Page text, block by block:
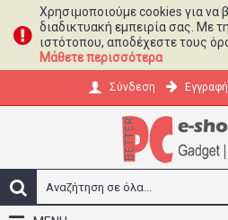
Χρησιμοποιούμε cookies για να
διαδικτυακή εμπειρία σας. Mε
ιστότοπου, αποδέχεστε τους
Μάθετε περισσότερα
Σύνδεση Εγγραφή